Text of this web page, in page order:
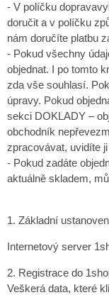
- V políčku
doručit a v políčku
nám doručíte platbu
- Pokud všechny
objednat. I po tomto
zda vše souhlasí.
úpravy. Pokud
sekci DOKLADY –
obchodník
zpracovávat, uvidíte
- Pokud zadáte
aktuálně skladem,
1. Základní
Internetový server
2. Registrace do
Veškerá data, které